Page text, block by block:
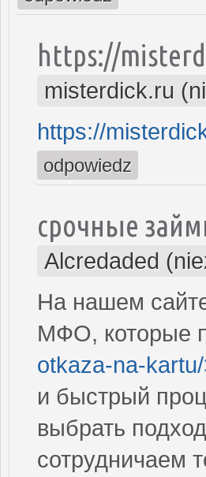
https://
misterdick.ru
https://
odpowiedz
срочные
Alcredaded
На нашем
МФО, которые
otkaza-na-
и быстрый
выбрать
сотрудничаем